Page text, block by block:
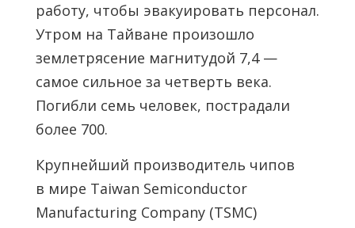
работу, чтобы эвакуировать персонал.
Утром на Тайване произошло
землетрясение магнитудой 7,4 —
самое сильное за четверть века.
Погибли семь человек, пострадали
более 700.
Крупнейший производитель чипов
в мире Taiwan Semiconductor
Manufacturing Company (TSMC)